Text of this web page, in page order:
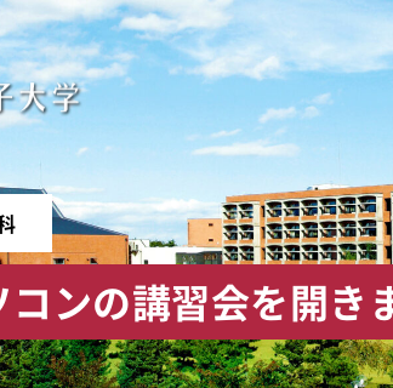
宮
城
学
院
女
子
ンの講習会を開き